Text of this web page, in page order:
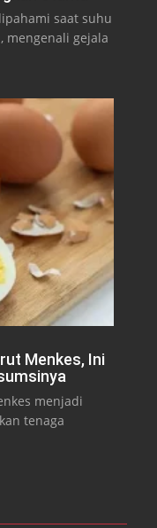
saat suhu
mengenali gejala
Menkes, Ini
menjadi
tenaga